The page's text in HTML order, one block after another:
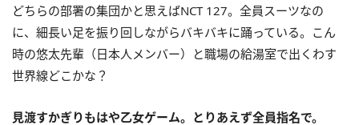
どちらの部署の集団かと思えばNCT 127。全員スーツなの
に、細長い足を振り回しながらバキバキに踊っている。こん
時の悠太先輩（日本人メンバー）と職場の給湯室で出くわす
世界線どこかな？
見渡すかぎりもはや乙女ゲーム。とりあえず全員指名で。